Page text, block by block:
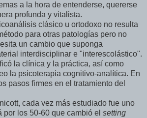
a la hora de entenderse, quererse
profunda y vitalista.
clásico u ortodoxo no resulta
para otras patologías pero no
un cambio que suponga
interdisciplinar e "interescolástico".
la clínica y la práctica, así como
la psicoterapia cognitivo-analítica. En
pasos firmes en el tratamiento del
cada vez más estudiado fue uno
por los 50-60 que cambió el setting